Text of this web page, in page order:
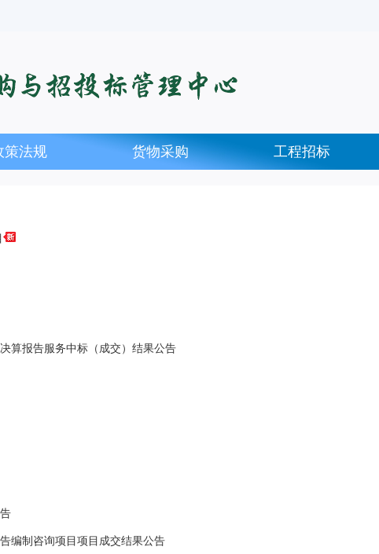
策法规 货物采购 工程招标
算报告服务中标（成交）结果公告
编制咨询项目项目成交结果公告